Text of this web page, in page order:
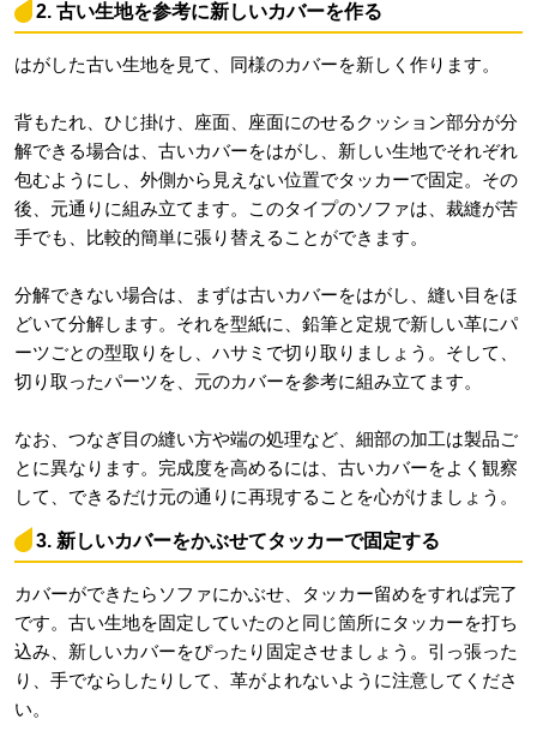
2. 古い生地を参考に新しいカバーを作る
はがした古い生地を見て、同様のカバーを新しく作ります。
背もたれ、ひじ掛け、座面、座面にのせるクッション部分が分
解できる場合は、古いカバーをはがし、新しい生地でそれぞれ
包むようにし、外側から見えない位置でタッカーで固定。その
後、元通りに組み立てます。このタイプのソファは、裁縫が苦
手でも、比較的簡単に張り替えることができます。
分解できない場合は、まずは古いカバーをはがし、縫い目をほ
どいて分解します。それを型紙に、鉛筆と定規で新しい革にパ
ーツごとの型取りをし、ハサミで切り取りましょう。そして、
切り取ったパーツを、元のカバーを参考に組み立てます。
なお、つなぎ目の縫い方や端の処理など、細部の加工は製品ご
とに異なります。完成度を高めるには、古いカバーをよく観察
して、できるだけ元の通りに再現することを心がけましょう。
3. 新しいカバーをかぶせてタッカーで固定する
カバーができたらソファにかぶせ、タッカー留めをすれば完了
です。古い生地を固定していたのと同じ箇所にタッカーを打ち
込み、新しいカバーをぴったり固定させましょう。引っ張った
り、手でならしたりして、革がよれないように注意してくださ
い。